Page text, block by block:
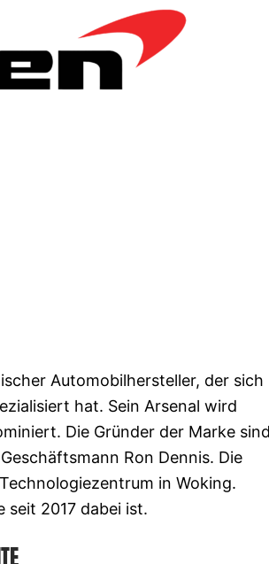
Automobilhersteller, der sich
hat. Sein Arsenal wird
Die Gründer der Marke sind
Ron Dennis. Die
in Woking.
seit 2017 dabei ist.